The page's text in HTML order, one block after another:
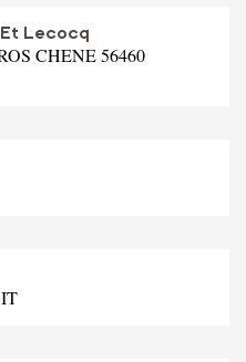
Lecocq
CHENE 56460